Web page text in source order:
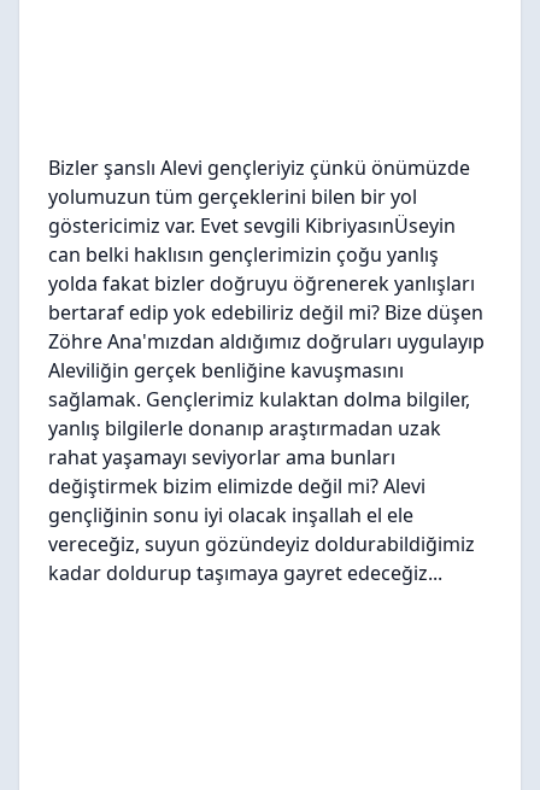
Bizler şanslı Alevi gençleriyiz çünkü önümüzde
yolumuzun tüm gerçeklerini bilen bir yol
göstericimiz var. Evet sevgili KibriyasınÜseyin
can belki haklısın gençlerimizin çoğu yanlış
yolda fakat bizler doğruyu öğrenerek yanlışları
bertaraf edip yok edebiliriz değil mi? Bize düşen
Zöhre Ana'mızdan aldığımız doğruları uygulayıp
Aleviliğin gerçek benliğine kavuşmasını
sağlamak. Gençlerimiz kulaktan dolma bilgiler,
yanlış bilgilerle donanıp araştırmadan uzak
rahat yaşamayı seviyorlar ama bunları
değiştirmek bizim elimizde değil mi? Alevi
gençliğinin sonu iyi olacak inşallah el ele
vereceğiz, suyun gözündeyiz doldurabildiğimiz
kadar doldurup taşımaya gayret edeceğiz...